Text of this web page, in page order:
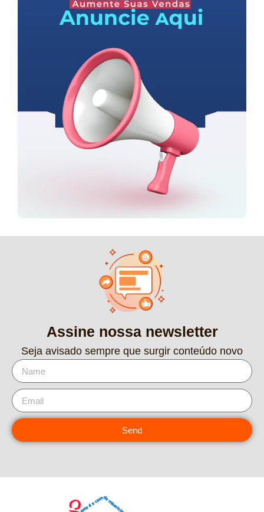
Assine nossa newsletter
Seja avisado sempre que surgir conteúdo novo
Send